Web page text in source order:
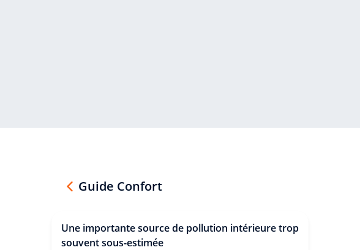
Guide Confort
Une importante source de pollution intérieure trop
souvent sous-estimée